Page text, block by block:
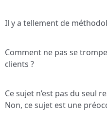
Il y a tellement de
Comment ne pas se
clients ?
Ce sujet n’est pas du seul
Non, ce sujet est une